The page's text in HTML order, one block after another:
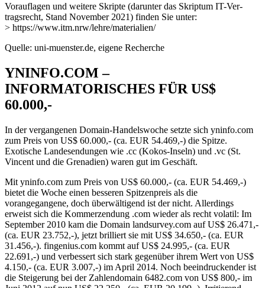
Vorauflagen und weitere Skripte (darunter das Skriptum IT-Ver-
tragsrecht, Stand November 2021) finden Sie unter:
> https://www.itm.nrw/lehre/materialien/
Quelle: uni-muenster.de, eigene Recherche
YNINFO.COM –
INFORMATORISCHES FÜR US$
60.000,-
In der vergangenen Domain-Handelswoche setzte sich yninfo.com
zum Preis von US$ 60.000,- (ca. EUR 54.469,-) die Spitze.
Exotische Landesendungen wie .cc (Kokos-Inseln) und .vc (St.
Vincent und die Grenadien) waren gut im Geschäft.
Mit yninfo.com zum Preis von US$ 60.000,- (ca. EUR 54.469,-)
bietet die Woche einen besseren Spitzenpreis als die
vorangegangene, doch überwältigend ist der nicht. Allerdings
erweist sich die Kommerzendung .com wieder als recht volatil: Im
September 2010 kam die Domain landsurvey.com auf US$ 26.471,-
(ca. EUR 23.752,-), jetzt brilliert sie mit US$ 34.650,- (ca. EUR
31.456,-). fingenius.com kommt auf US$ 24.995,- (ca. EUR
22.691,-) und verbessert sich stark gegenüber ihrem Wert von US$
4.150,- (ca. EUR 3.007,-) im April 2014. Noch beeindruckender ist
die Steigerung bei der Zahlendomain 6482.com von US$ 800,- im